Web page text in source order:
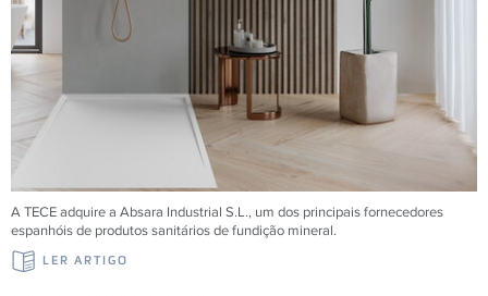
A TECE adquire a Absara Industrial S.L., um dos principais fornecedores
espanhóis de produtos sanitários de fundição mineral.
LER ARTIGO